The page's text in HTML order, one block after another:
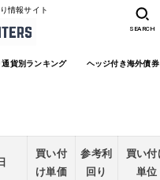
情報サイト
貨別ランキング ヘッジ付き海外債
SEARCH
買い付
け単価
参考利
回り
買い付
単位